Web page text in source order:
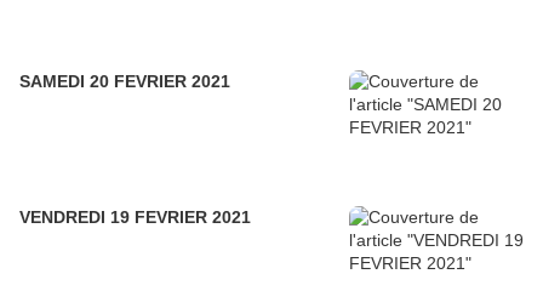
SAMEDI 20 FEVRIER 2021
VENDREDI 19 FEVRIER 2021